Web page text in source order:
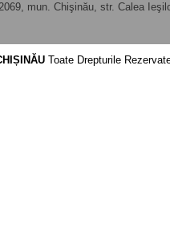
mun. Chişinău, str. Calea
Toate Drepturile